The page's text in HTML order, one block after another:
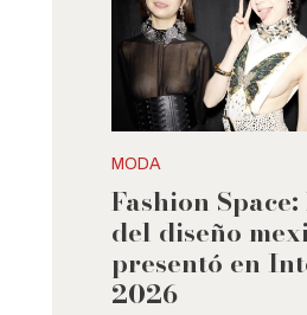
MODA
Fashion
del diseño
presentó en
2026